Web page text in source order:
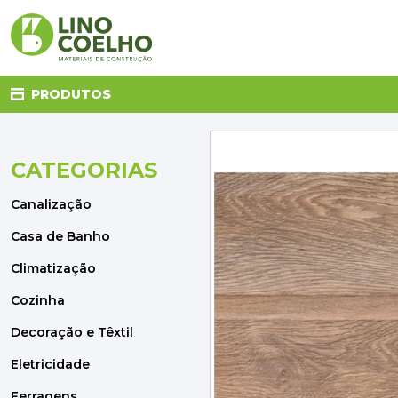
PRODUTOS
CANALIZAÇÃO
CLIMATIZAÇÃO
COZINHA
ELETRICIDADE
FERRAGENS
ILUMINAÇÃO
JARDIM
CATEGORIAS
Canalização
Casa de Banho
Climatização
Cozinha
Decoração e Têxtil
Eletricidade